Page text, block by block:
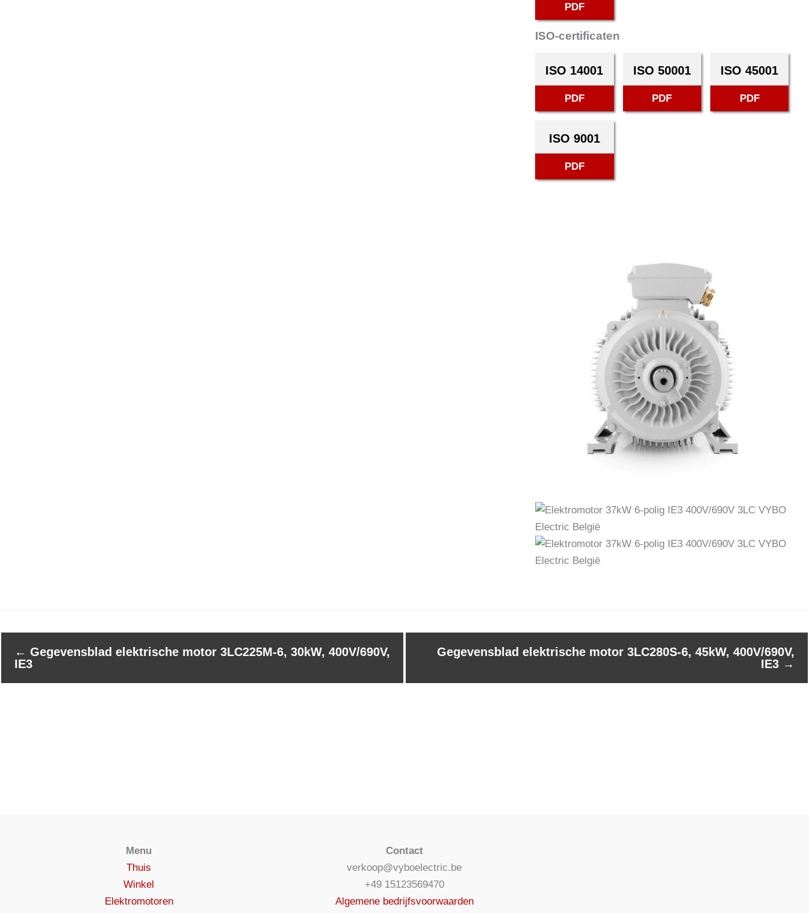
PDF
ISO-certificaten
ISO 14001
PDF
ISO 50001
PDF
ISO 45001
PDF
ISO 9001
PDF
← Gegevensblad elektrische motor 3LC225M-6, 30kW, 400V/690V,
IE3
Gegevensblad elektrische motor 3LC280S-6, 45kW, 400V/690V,
IE3 →
Menu
Thuis
Winkel
Elektromotoren
Contact
verkoop@vyboelectric.be
+49 15123569470
Algemene bedrijfsvoorwaarden